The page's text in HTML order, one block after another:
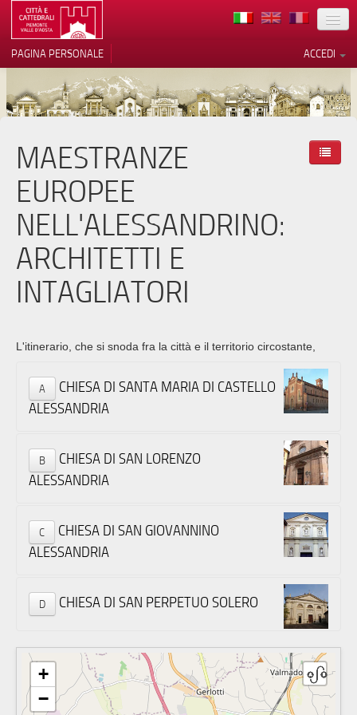
TERRITORIO
ARCHITETTURE
EVENTI
ACCOGLIENZE
VOLONTARI
CONTATTI
ACCEDI
PAGINA PERSONALE
MAESTRANZE
EUROPEE
NELL'ALESSANDRINO:
ARCHITETTI E
INTAGLIATORI
L'itinerario, che si snoda fra la città e il territorio circostante,
A
CHIESA DI SANTA MARIA DI CASTELLO
ALESSANDRIA
B
CHIESA DI SAN LORENZO
ALESSANDRIA
C
CHIESA DI SAN GIOVANNINO
ALESSANDRIA
D CHIESA DI SAN PERPETUO SOLERO
+
−
Informativa sulla raccolta
Le tue preferenze relative alla
privacy